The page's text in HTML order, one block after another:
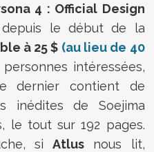
4 : Official Design
le début de la
à 25 $ (au lieu de 40
intéressées,
dernier contient de
inédites de Soejima
le tout sur 192 pages.
siAtlus nous lit,